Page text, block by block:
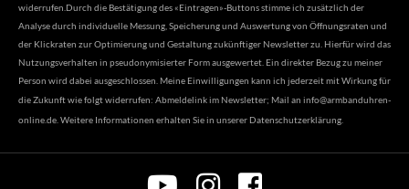
widerrufen.Durch die Bestätigung des «Eintragen»-Buttons stimme ich zusätzlich der
Analyse durch individuelle Messung, Speicherung und Auswertung von Öffnungsraten und
der Klickraten zur Optimierung und Gestaltung zukünftiger Newsletter zu. Hierfür wird das
Nutzungsverhalten in pseudonymisierter Form ausgewertet. Ein direkter Bezug zu meiner
Person wird dabei ausgeschlossen. Meine Einwilligungen kann ich jederzeit mit Wirkung für
die Zukunft wie folgt widerrufen: Abmeldelink im Newsletter; Mail an info@armbanduhren-
online.de . Weitere Informationen erhalten Sie in unserer Datenschutzerklärung